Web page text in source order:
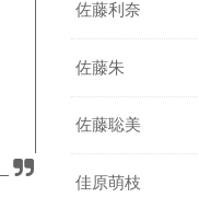
佐藤利奈
佐藤朱
佐藤聡美
佳原萌枝